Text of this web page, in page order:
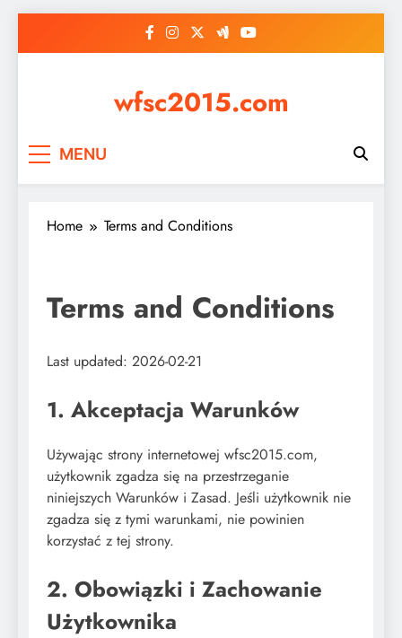
wfsc2015.com
MENU
Home Terms and Conditions
Terms and Conditions
Last updated: 2026-02-21
1. Akceptacja Warunków
Używając strony internetowej wfsc2015.com,
użytkownik zgadza się na przestrzeganie
niniejszych Warunków i Zasad. Jeśli użytkownik nie
zgadza się z tymi warunkami, nie powinien
korzystać z tej strony.
2. Obowiązki i Zachowanie
Użytkownika